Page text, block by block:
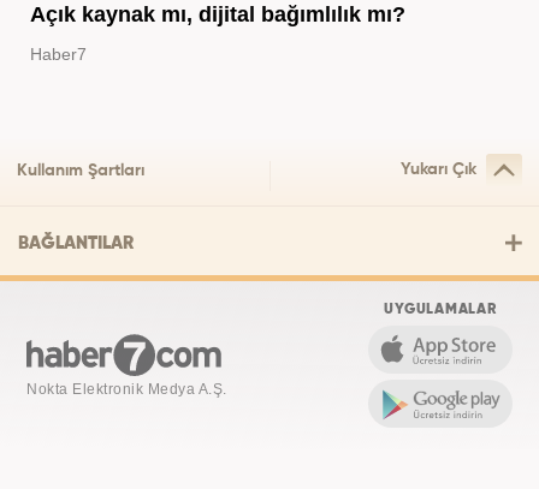
Açık kaynak mı, dijital bağımlılık mı?
Haber7
Kullanım Şartları Yukarı Çık
BAĞLANTILAR
Nokta Elektronik Medya A.Ş.
UYGULAMALAR